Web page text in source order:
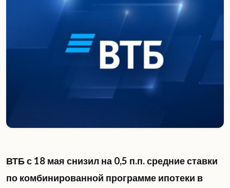
ВТБ с 18 мая снизил на 0,5 п.п. средние ставки
по комбинированной программе ипотеки в